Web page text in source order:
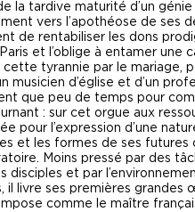
la tardive maturité d’un
vers l’apothéose de ses
de rentabiliser les dons
et l’oblige à entamer une
tyrannie par le mariage,
musicien d’église et d’un
que peu de temps pour
: sur cet orgue aux
pour l’expression d’une
et les formes de ses
Moins pressé par des
disciples et par
il livre ses premières grandes
comme le maître